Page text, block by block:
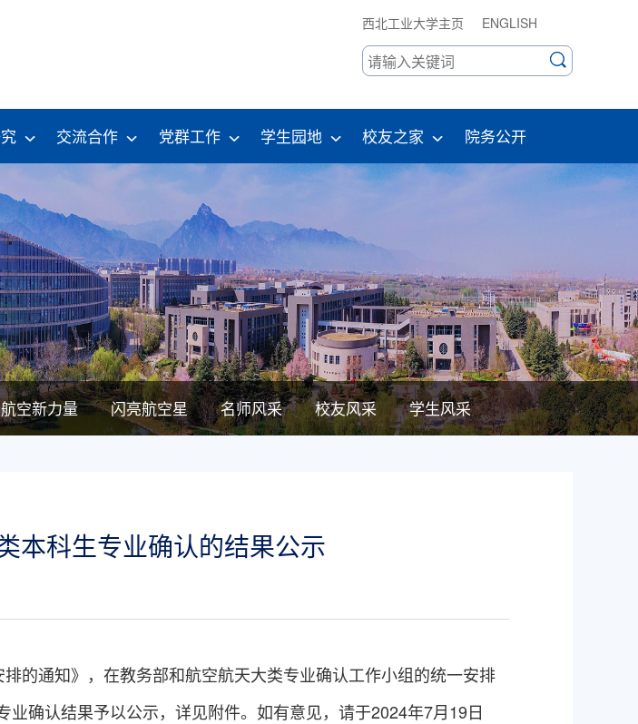
西北工业大学主页 ENGLISH
交流合作 党群工作 学生园地 校友之家 院务公开
航空新力量 闪亮航空星 名师风采 校友风采 学生风采
本科生专业确认的结果公示
的通知》 ， 在教务部和航空航天大类专业确认工作小组的统一安排
业确认结果予以公示，详见附件。如有意见，请于2024年7月19日